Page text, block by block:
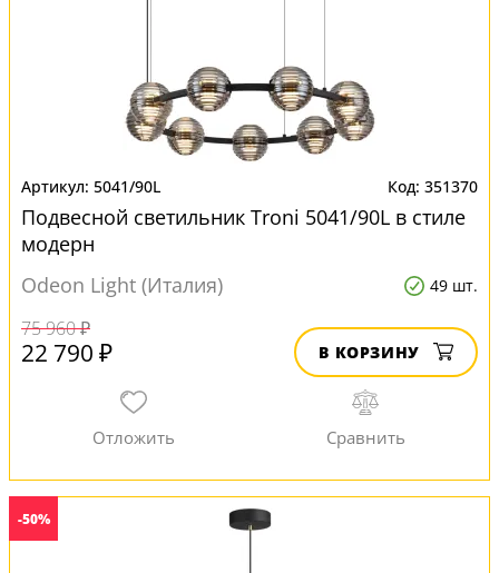
5041/90L 351370
Подвесной светильник Troni 5041/90L в стиле
модерн
Odeon Light (Италия)
49 шт.
75 960 ₽
22 790 ₽ В КОРЗИНУ
-50%